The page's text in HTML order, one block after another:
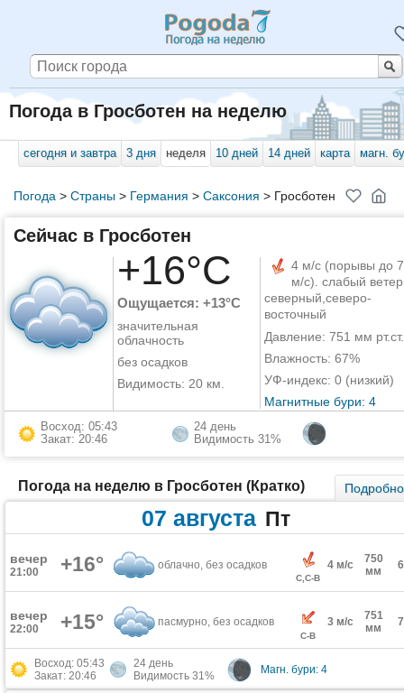
Погода в Гросботен на неделю
сегодня и завтра 3 дня неделя 10 дней 14 дней карта магн.
Погода > Страны> Германия > Саксония > Гросботен
Сейчас в Гросботен
+16°C
Ощущается: +13°C
значительная
облачность
без осадков
Видимость: 20 км.
4 м/с (порывы до 7
м/с). слабый
северный,северо-
восточный
Давление: 751 мм рт.ст.
Влажность: 67%
УФ-индекс: 0 (низкий)
Магнитные бури: 4
Восход: 05:43
Закат: 20:46
24 день
Видимость 31%
Погода на неделю в Гросботен (Кратко) Подробно
07 августа Пт
вечер
21:00 +16° облачно, без осадков
С,С-В
4 м/с
750
мм
вечер
22:00 +15° пасмурно, без осадков
С-В
3 м/с
751
мм
Восход: 05:43
Закат: 20:46
24 день
Видимость 31%
Магн. бури: 4